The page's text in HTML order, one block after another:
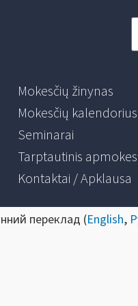
Mokesčių žinynas
Mokesčių kalendorius
Seminarai
Tarptautinis
Kontaktai / Apklausa
переклад (English,